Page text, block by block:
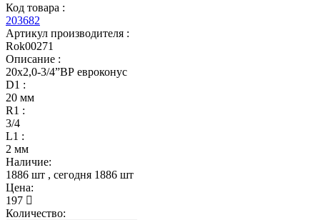
Код товара :
203682
Артикул производителя :
Rok00271
Описание :
20x2,0-3/4”ВР евроконус
D1 :
20 мм
R1 :
3/4
L1 :
2 мм
Наличие:
1886 шт , сегодня 1886 шт
Цена:
197
Количество: